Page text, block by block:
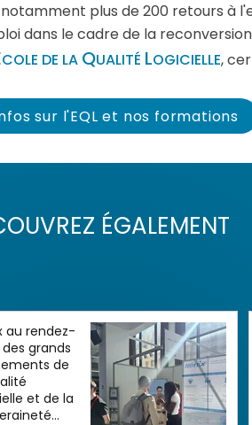
plus de 200 retours à
dans le cadre de la
COLE DE LA QUALITÉ LOGICIELLE,
sur l'EQL et nos formations
ÉGALEMENT
au rendez-
grands
de
et de la